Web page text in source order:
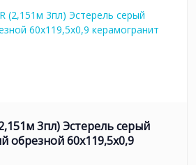
3пл) Эстерель серый
обрезной 60x119,5x0,9